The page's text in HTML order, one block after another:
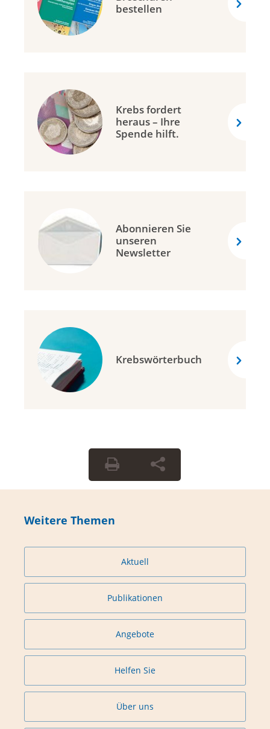
bestellen
Krebs fordert
heraus – Ihre
Spende hilft.
Abonnieren Sie
unseren
Newsletter
Krebswörterbuch
Weitere Themen
Aktuell
Publikationen
Angebote
Helfen Sie
Über uns